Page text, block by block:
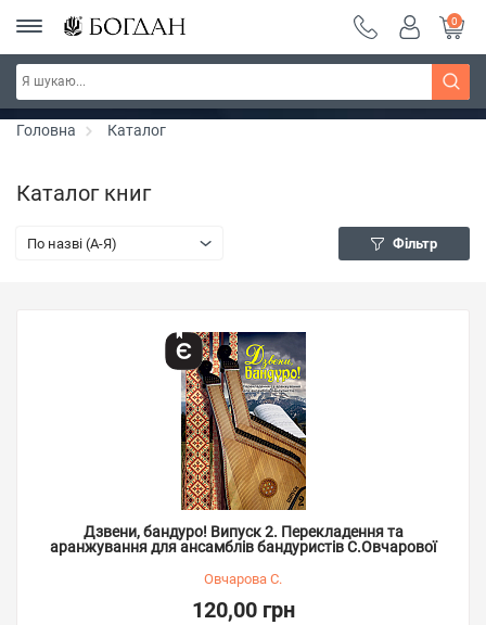
РОЗПРОДАЖ ~ 150 грн ~ 200 грн ~ 250 грн ~
300 грн ~ РОЗПРОДАЖ
Дізнатись більше
0
Головна Каталог
Каталог книг
По назві (A-Я) Фільтр
Дзвени, бандуро! Випуск 2. Перекладення та
аранжування для ансамблів бандуристів С.Овчарової
Овчарова С.
120,00 грн